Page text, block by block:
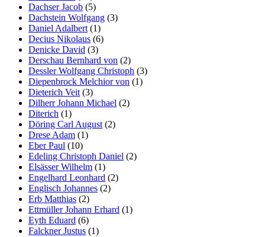
Dachser Jacob (5)
Dachstein Wolfgang (3)
Daniel Adalbert (1)
Decius Nikolaus (6)
Denicke David (3)
Derschau Bernhard von (2)
Dessler Wolfgang Christoph (3)
Diepenbrock Melchior von (1)
Dieterich Veit (3)
Dilherr Johann Michael (2)
Diterich (1)
Döring Carl August (2)
Drese Adam (1)
Eber Paul (10)
Edeling Christoph Daniel (2)
Elsässer Wilhelm (1)
Engelhard Leonhard (2)
Englisch Johannes (2)
Erb Matthias (2)
Ettmüller Johann Erhard (1)
Eyth Eduard (6)
Falckner Justus (1)